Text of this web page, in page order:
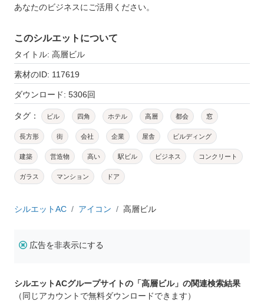
あなたのビジネスにご活用ください。
このシルエットについて
タイトル: 高層ビル
素材のID: 117619
ダウンロード: 5306回
タグ： ビル 四角 ホテル 高層 都会 窓
長方形 街 会社 企業 屋舎 ビルディング
建築 営造物 高い 駅ビル ビジネス コンクリート
ガラス マンション ドア
シルエットAC アイコン 高層ビル
広告を非表示にする
シルエットACグループサイトの「高層ビル」の関連検索結果
（同じアカウントで無料ダウンロードできます）